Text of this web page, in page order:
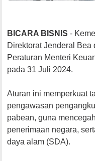
BICARA BISNIS -
Direktorat Jenderal
Peraturan Menteri
pada 31 Juli 2024.
Aturan ini memperkuat
pengawasan
pabean, guna
penerimaan negara,
daya alam (SDA).